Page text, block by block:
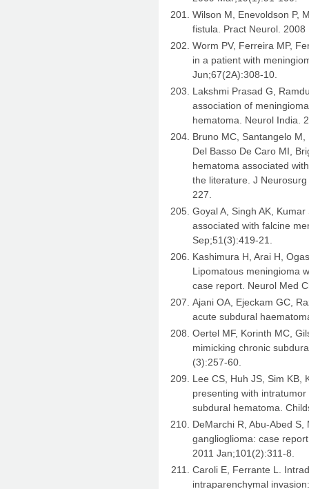
Wilson M, Enevoldson P,
fistula. Pract Neurol.
Worm PV, Ferreira MP,
in a patient with
Jun;67(2A):308-10.
Lakshmi Prasad G,
association of
hematoma. Neurol India.
Bruno MC, Santangelo
Del Basso De Caro MI,
hematoma associated
the literature. J
227.
Goyal A, Singh AK,
associated with falcine
Sep;51(3):419-21.
Kashimura H, Arai H,
Lipomatous meningioma
case report. Neurol Med
Ajani OA, Ejeckam GC,
acute subdural
Oertel MF, Korinth MC,
mimicking chronic
(3):257-60.
Lee CS, Huh JS, Sim KB,
presenting with
subdural hematoma.
DeMarchi R, Abu-Abed
ganglioglioma: case
2011 Jan;101(2):311-8.
Caroli E, Ferrante L.
intraparenchymal